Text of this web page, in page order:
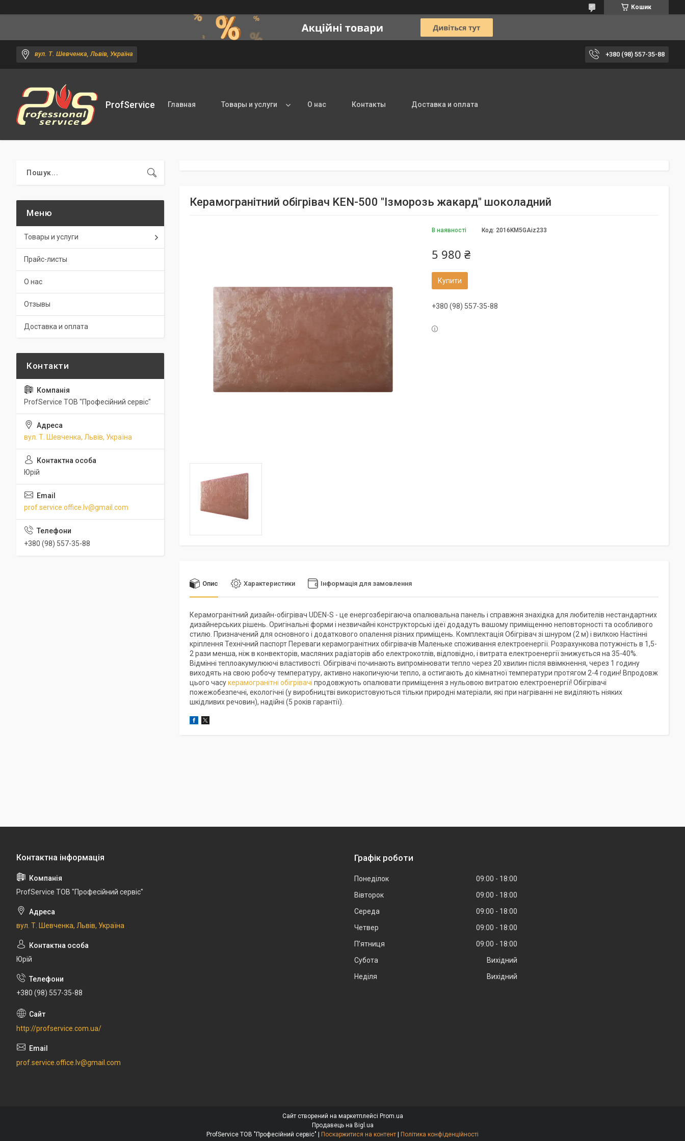
Кошик
вул. Т. Шевченка, Львів, Україна +380 (98) 557-35-88
ProfService Главная Товары и услуги О нас Контакты Доставка и оплата
Керамогранітний обігрівач KEN-500 "Ізморозь жакард" шоколадний
В наявності Код: 2016KM5GAiz233
5 980 ₴
Купити
+380 (98) 557-35-88
Опис Характеристики Інформація для замовлення
Керамогранітний дизайн-обігрівач UDEN-S - це енергозберігаюча опалювальна панель і справжня знахідка для любителів нестандартних
дизайнерських рішень. Оригінальні форми і незвичайні конструкторські ідеї додадуть вашому приміщенню неповторності та особливого
стилю. Призначений для основного і додаткового опалення різних приміщень. Комплектація Обігрівач зі шнуром (2 м) і вилкою Настінні
кріплення Технічний паспорт Переваги керамогранітних обігрівачів Маленьке споживання електроенергії. Розрахункова потужність в 1,5-
2 рази менша, ніж в конвекторів, масляних радіаторів або електрокотлів, відповідно, і витрата електроенергії знижується на 35-40%.
Відмінні теплоакумулюючі властивості. Обігрівачі починають випромінювати тепло через 20 хвилин після ввімкнення, через 1 годину
виходять на свою робочу температуру, активно накопичуючи тепло, а остигають до кімнатної температури протягом 2-4 годин! Впродовж
цього часукерамогранітні обігрівачі продовжують опалювати приміщення з нульовою витратою електроенергії! Обігрівачі
пожежобезпечні, екологічні (у виробництві використовуються тільки природні матеріали, які при нагріванні не виділяють ніяких
шкідливих речовин), надійні (5 років гарантії).
Товары и услуги
Прайс-листы
О нас
Отзывы
Доставка и оплата
ProfService ТОВ "Професійний сервіс"
вул. Т. Шевченка, Львів, Україна
Юрій
prof.service.office.lv@gmail.com
+380 (98) 557-35-88
ProfService ТОВ "Професійний сервіс"
вул. Т. Шевченка, Львів, Україна
Юрій
+380 (98) 557-35-88
http://profservice.com.ua/
prof.service.office.lv@gmail.com
Графік роботи
Понеділок 09:00
18:00
Вівторок
09:00
18:00
Середа
09:00
18:00
Четвер
09:00
18:00
Пʼятниця
09:00
18:00
Субота
Вихідний
Неділя
Вихідний
Сайт створений на маркетплейсі Prom.ua
Продавець на Bigl.ua
Поскаржитися на контент Політика конфіденційності